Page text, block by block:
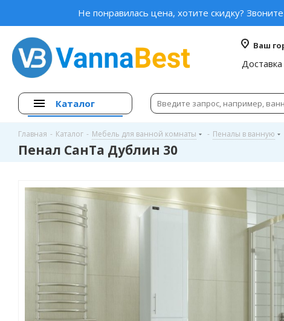
Не понравилась цена, хотите скидку?
Ваш
Доставка
Каталог
Главная - Каталог - Мебель для ванной комнаты - Пеналы в ванную
Пенал СанТа Дублин 30